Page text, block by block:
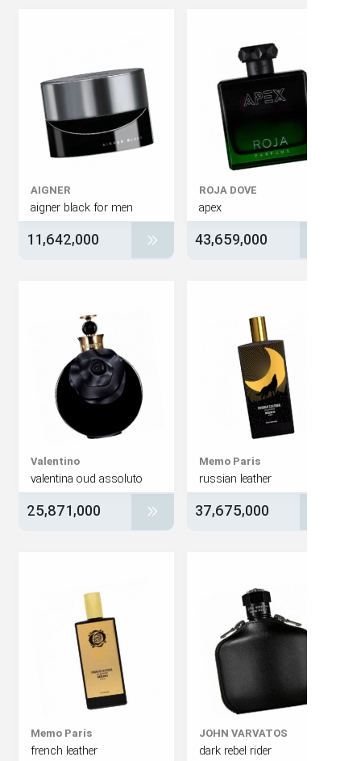
ROJA DOVE
43,659,000
aigner black for men
11,642,000
Memo Paris
russian leather
37,675,000
valentina oud assoluto
25,871,000
JOHN VARVATOS
dark rebel rider
Memo Paris
french leather